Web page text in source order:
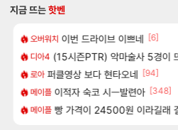
지금 뜨는핫벤
오버워치 이번 드라이브 이쁘네 [6]
디아4 (15시즌PTR) 악마술사 5경이
로아 퍼클영상 보다 현타오네 [94]
메이플 이적자 숙코 시ㅡ발련아 [348]
메이플 빵 가격이 24500원 이라길래 결제 취
여행 7년만에 가족여행을 다녀왔습니
아스오라 「에린」 컨셉 포스터 공개
비스트 쿠를 먼저 보내서 기습하는 법
비스트 비스트 오브 리인카네이션 정
리싱크드 리싱크드 1.06 패치노트